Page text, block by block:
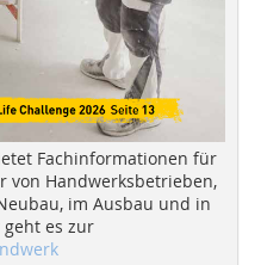
Fachinformationen für
Handwerksbetrieben,
im Ausbau und in
es zur